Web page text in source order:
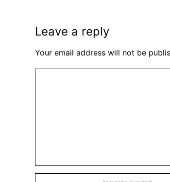
Leave a reply
Your email address will not be